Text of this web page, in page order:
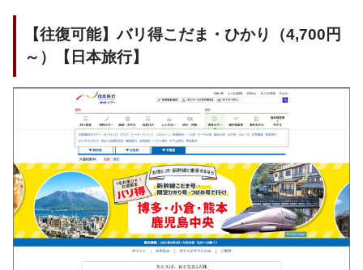
【往復可能】バリ得こだま・ひかり（4,700円
～）【日本旅行】